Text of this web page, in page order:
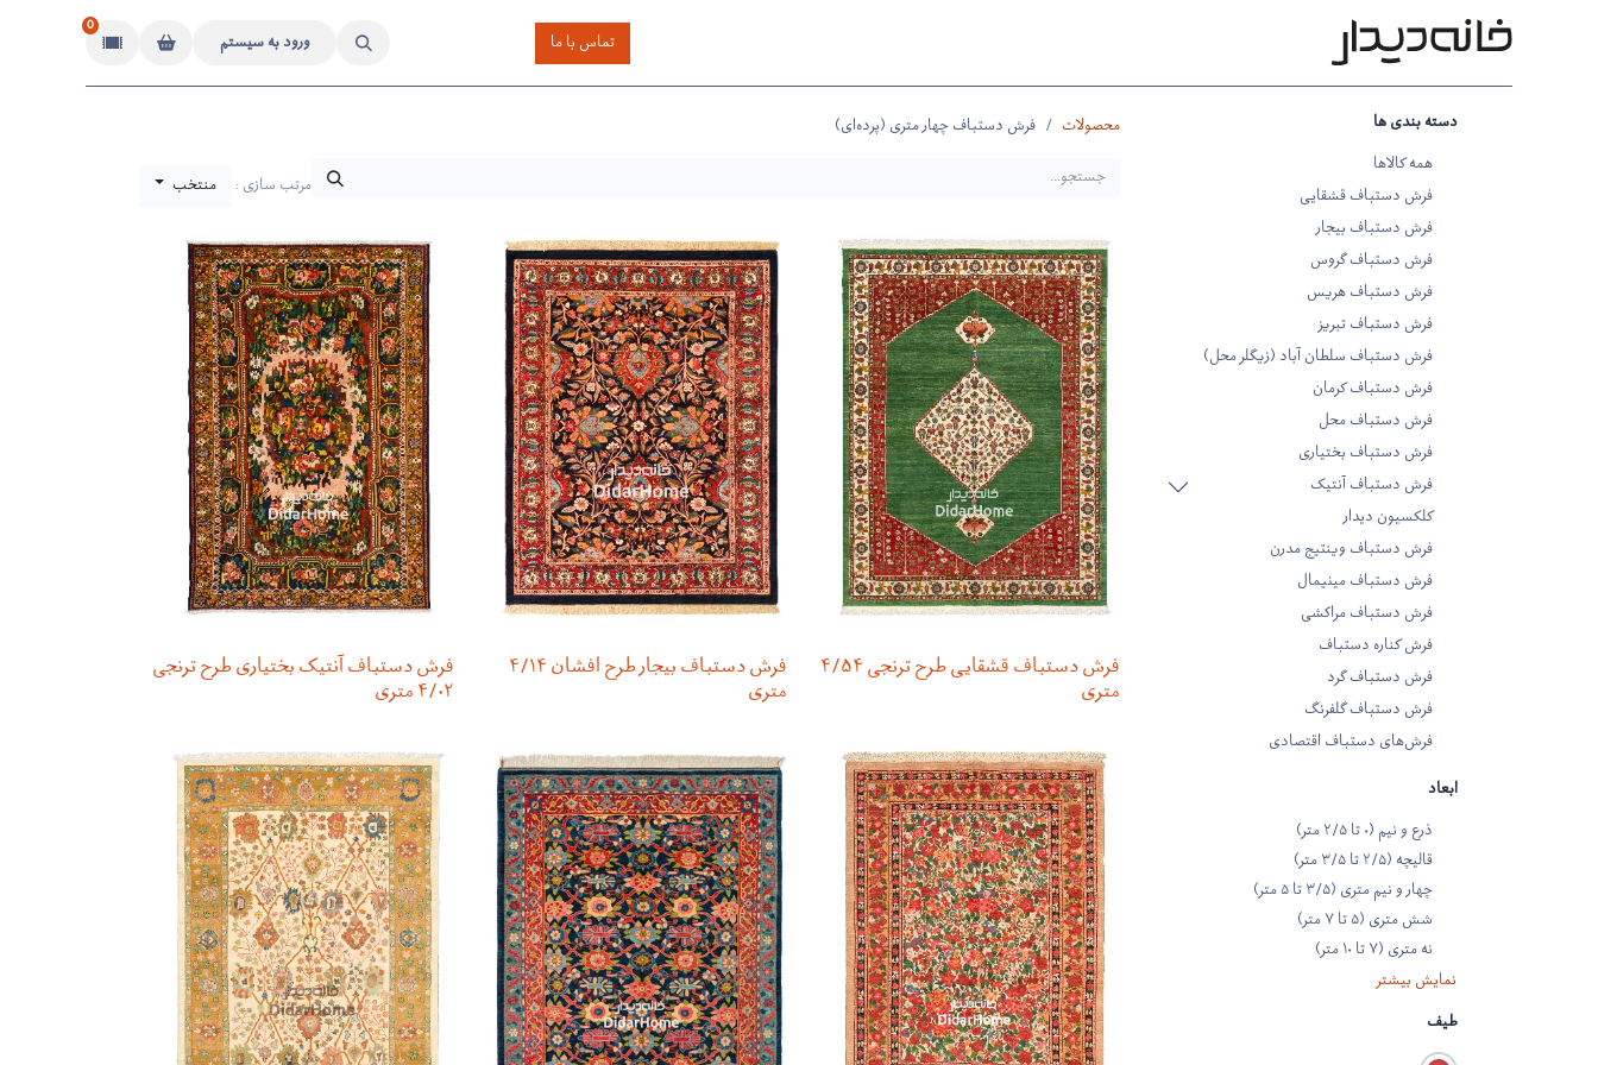
تماس با ما ورود به سیستم
0
دسته بندی ها
همه کالاها
فرش دستباف قشقایی
فرش دستباف بیجار
فرش دستباف گروس
فرش دستباف هریس
فرش دستباف تبریز
فرش دستباف سلطان آباد (زیگلر محل)
فرش دستباف کرمان
فرش دستباف محل
فرش دستباف بختیاری
فرش دستباف آنتیک
کلکسیون دیدار
فرش دستباف وینتیج مدرن
فرش دستباف مینیمال
فرش دستباف مراکشی
فرش کناره دستباف
فرش دستباف گرد
فرش دستباف گلفرنگ
فرش‌های دستباف اقتصادی
ابعاد
ذرع و نیم (۰ تا ۲/۵ متر)
قالیچه (۲/۵ تا ۳/۵ متر)
چهار و نیم متری (۳/۵ تا ۵ متر)
شش متری (۵ تا ۷ متر)
نه متری (۷ تا ۱۰ متر)
نمایش بیشتر
طیف
محصولات فرش دستباف چهار متری (پرده‌ای)
مرتب سازی : منتخب
فرش دستباف قشقایی طرح ترنجی ۴/۵۴
متری
فرش دستباف بیجار طرح افشان ۴/۱۴
متری
فرش دستباف آنتیک بختیاری طرح ترنجی
۴/۰۲ متری